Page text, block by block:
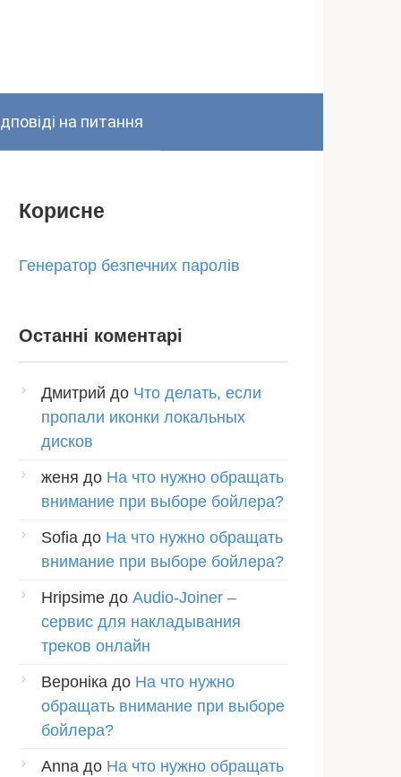
на питання
Корисне
Генератор безпечних паролів
Останні коментарі
Дмитрий до Что делать, если
пропали иконки локальных
дисков
женя до На что нужно обращать
внимание при выборе бойлера?
Sofia до На что нужно обращать
внимание при выборе бойлера?
Hripsime до Audio-Joiner –
сервис для накладывания
треков онлайн
Вероніка до На что нужно
обращать внимание при выборе
бойлера?
Anna до На что нужно обращать